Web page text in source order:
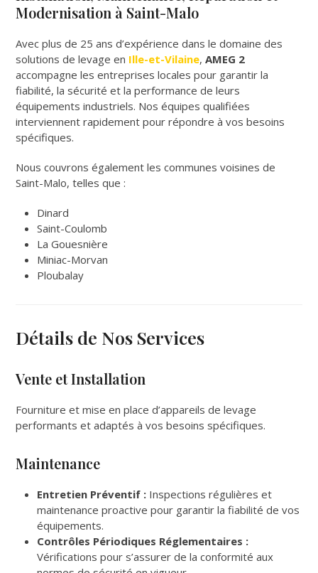
Modernisation à Saint-Malo
Avec plus de 25 ans d’expérience dans le domaine des
solutions de levage en Ille-et-Vilaine,AMEG 2
accompagne les entreprises locales pour garantir la
fiabilité, la sécurité et la performance de leurs
équipements industriels. Nos équipes qualifiées
interviennent rapidement pour répondre à vos besoins
spécifiques.
Nous couvrons également les communes voisines de
Saint-Malo, telles que :
Dinard
Saint-Coulomb
La Gouesnière
Miniac-Morvan
Ploubalay
Détails de Nos Services
Vente et Installation
Fourniture et mise en place d’appareils de levage
performants et adaptés à vos besoins spécifiques.
Maintenance
Entretien Préventif : Inspections régulières et
maintenance proactive pour garantir la fiabilité de vos
équipements.
Contrôles Périodiques Réglementaires :
Vérifications pour s’assurer de la conformité aux